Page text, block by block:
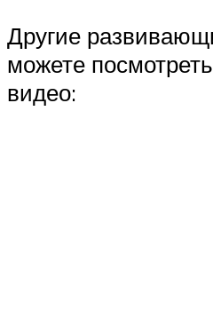
Другие
можете
видео: